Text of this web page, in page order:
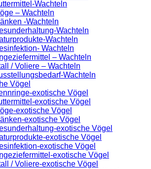
Wachteln
– Wachteln
-Wachteln
Wachteln
Wachteln
Wachteln
– Wachteln
/ Voliere – Wachteln
Wachteln
Vögel
exotische Vögel
exotische Vögel
exotische Vögel
exotische Vögel
exotische Vögel
exotische Vögel
exotische Vögel
exotische Vögel
/ Voliere-exotische Vögel